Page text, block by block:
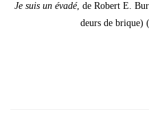
Je suis un éva­dé, de Robert E.
deurs de brique)